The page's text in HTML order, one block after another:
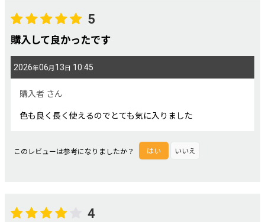
5
購入して良かったです
2026年06月 13日 10:45
購入者 さん
色も良く長く使えるのでとても気に入りました
このレビューは参考になりましたか？ はい いいえ
4